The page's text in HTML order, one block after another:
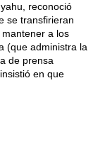
reconoció
se transfirieran
a los
(que administra la
de prensa
en que